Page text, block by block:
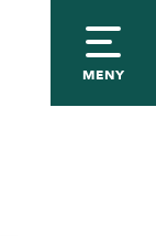
MENY